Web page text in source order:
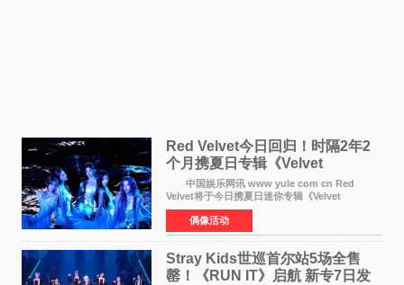
Red Velvet今日回归！时隔2年2
个月携夏日专辑《Velvet
Summer》重启完整体活动
中国娱乐网讯 www yule com cn Red
Velvet将于今日携夏日迷你专辑《Velvet
Summer》时隔2年2个月重启完整体活动。这张
于8月3日发行的专辑，主打柔和成熟氛围的夏日
音乐，收录了成员们想着
偶像活动
Stray Kids世巡首尔站5场全售
罄！《RUN IT》启航 新专7日发